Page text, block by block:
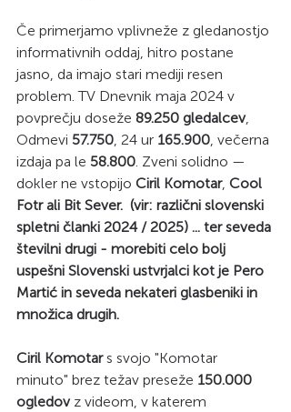
Če primerjamo vplivneže z gledanostjo
informativnih oddaj, hitro postane
jasno, da imajo stari mediji resen
problem. TV Dnevnik maja 2024 v
povprečju doseže 89.250 gledalcev,
Odmevi 57.750, 24 ur 165.900, večerna
izdaja pa le 58.800. Zveni solidno —
dokler ne vstopijo Ciril Komotar, Cool
Fotr ali Bit Sever.  (vir: različni slovenski
spletni članki 2024 / 2025) ... ter seveda
številni drugi - morebiti celo bolj
uspešni Slovenski ustvrjalci kot je Pero
Martić in seveda nekateri glasbeniki in
množica drugih.
Ciril Komotar s svojo "Komotar
minuto" brez težav preseže 150.000
ogledov z videom, v katerem